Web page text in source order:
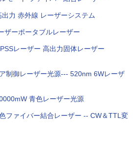
力 赤外線 レーザーシステム
ザーポータブルレーザー
レーザー 高出力固体レーザー
制御レーザー光源--- 520nm 6Wレーザ
青色レーザー光源
ファイバー結合レーザー -- CW＆TTL変